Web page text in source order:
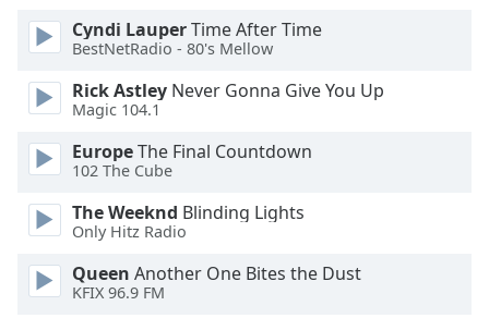
Opacity
Font
Size
Text
Edge
Style
Font
Cyndi LauperTime After Time
BestNetRadio - 80's Mellow
Rick Astley Never Gonna Give You Up
Magic 104.1
EuropeThe Final Countdown
102 The Cube
The Weeknd Blinding Lights
Only Hitz Radio
Queen Another One Bites the Dust
KFIX 96.9 FM